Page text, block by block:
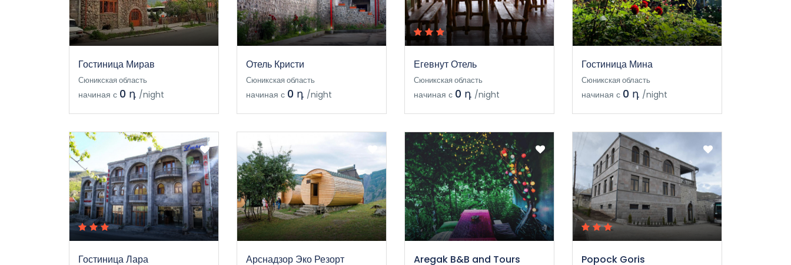
Гостиница Мирав
Сюникская область
начиная с 0 դ /night
Отель Кристи
Сюникская область
начиная с 0 դ /night
Егевнут Отель
Сюникская область
начиная с 0 դ /night
Гостиница Мина
Сюникская область
начиная с 0 դ /night
Гостиница Лара Арснадзор Эко Резорт Aregak B&B and Tours Popock Goris